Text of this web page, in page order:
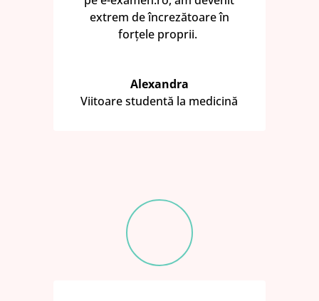
extrem de încrezătoare în
forțele proprii.
Alexandra
Viitoare studentă la medicină